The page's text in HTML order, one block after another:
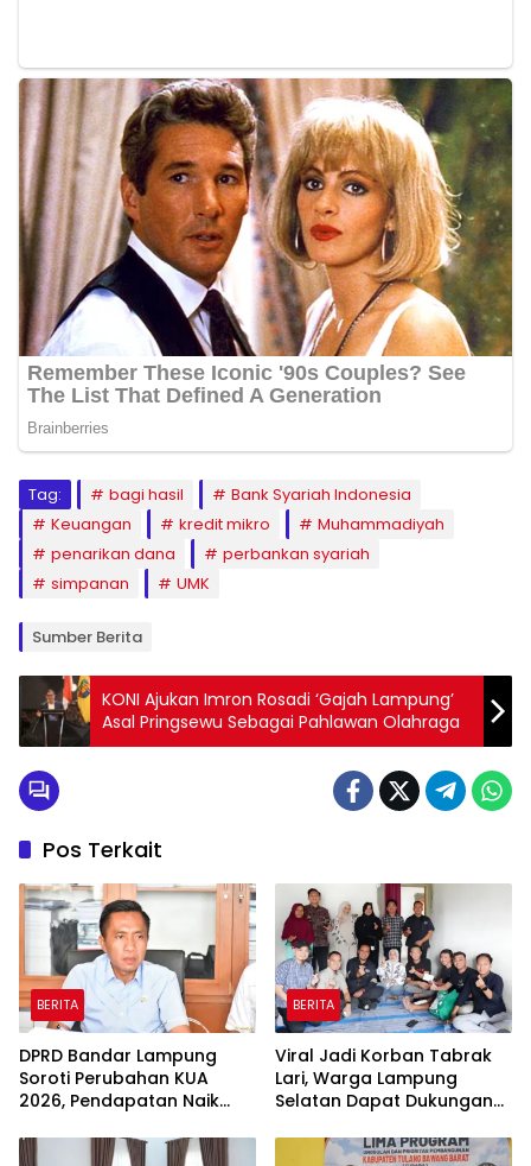
Tag: bagi hasil
Bank Syariah Indonesia
Keuangan
kredit mikro
Muhammadiyah
penarikan dana
perbankan syariah
simpanan
UMK
Sumber Berita
KONI Ajukan Imron Rosadi ‘Gajah Lampung’
Asal Pringsewu Sebagai Pahlawan Olahraga
Pos Terkait
BERITA
DPRD Bandar Lampung
Soroti Perubahan KUA
2026, Pendapatan Naik
Dipangkas
BERITA
Viral Jadi Korban Tabrak
Lari, Warga Lampung
Selatan Dapat Dukungan
Influencer